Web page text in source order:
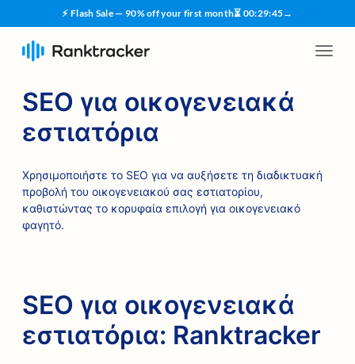
⚡ Flash Sale — 90% off your first month⏳ 00:29:45→
SEO για οικογενειακά
εστιατόρια
Χρησιμοποιήστε το SEO για να αυξήσετε τη διαδικτυακή
προβολή του οικογενειακού σας εστιατορίου,
καθιστώντας το κορυφαία επιλογή για οικογενειακό
φαγητό.
SEO για οικογενειακά
εστιατόρια: Ranktracker